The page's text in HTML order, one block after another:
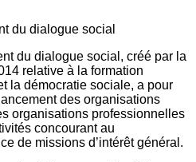
du dialogue social, créé par la
relative à la formation
la démocratie sociale, a pour
des organisations
organisations professionnelles
concourant au
de missions d’intérêt général.